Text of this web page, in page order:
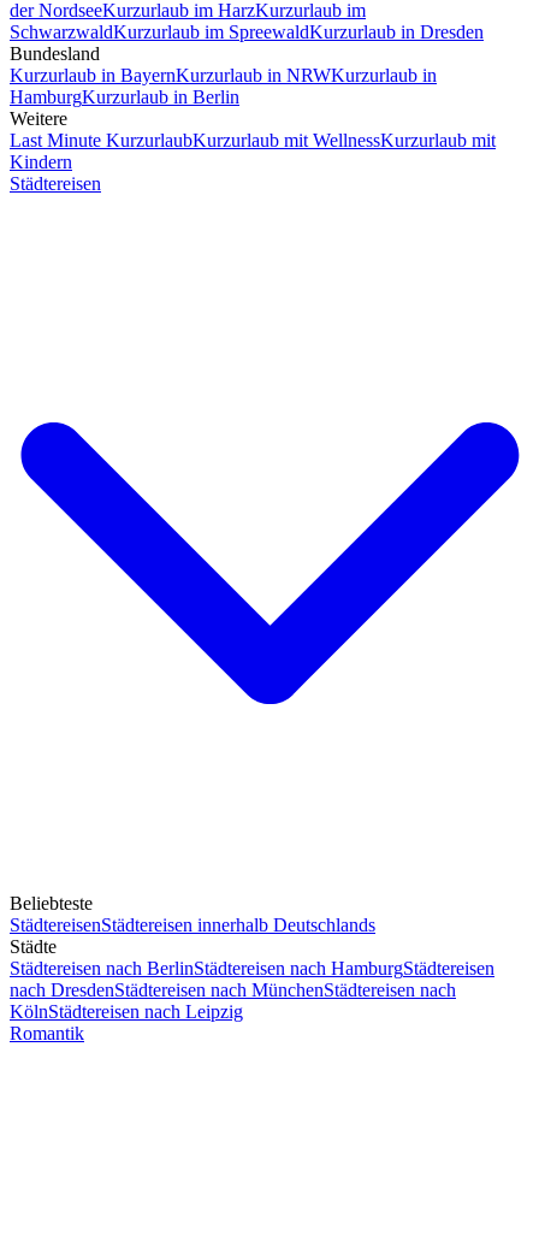
der NordseeKurzurlaub im HarzKurzurlaub im
SchwarzwaldKurzurlaub im SpreewaldKurzurlaub in Dresden
Bundesland
Kurzurlaub in BayernKurzurlaub in NRWKurzurlaub in
HamburgKurzurlaub in Berlin
Weitere
Last Minute KurzurlaubKurzurlaub mit WellnessKurzurlaub mit
Kindern
Städtereisen
Beliebteste
StädtereisenStädtereisen innerhalb Deutschlands
Städte
Städtereisen nach BerlinStädtereisen nach HamburgStädtereisen
nach DresdenStädtereisen nach MünchenStädtereisen nach
KölnStädtereisen nach Leipzig
Romantik